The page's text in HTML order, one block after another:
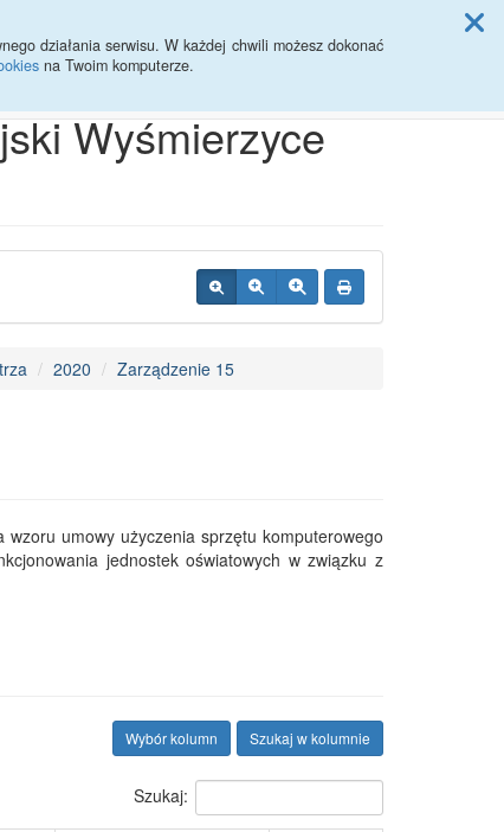
działania serwisu. W każdej chwili możesz dokonać
na Twoim komputerze.
Przycisk wyszukaj duży
Wyśmierzyce
2020 Zarządzenie 15
umowy użyczenia sprzętu komputerowego
jednostek oświatowych w związku z
Szukaj w kolumnie
Wybór kolumn
Szukaj: